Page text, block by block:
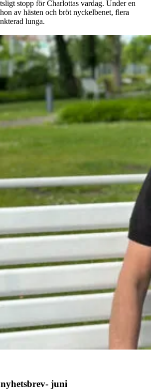
stopp för Charlottas vardag. Under en
av hästen och bröt nyckelbenet, flera
lunga.
juni